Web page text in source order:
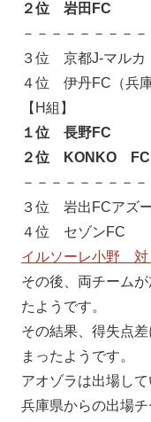
２位 岩田FC
－－－－－－－－－
３位 京都J-マルカ
４位 伊丹FC（兵庫
【H組】
１位 長野FC
２位 KONKO FC
－－－－－－－－－
３位 岩出FCアズ
４位 セゾンFC
イルソーレ小野
その後、両チーム
たようです。
その結果、得失点
まったようです。
アオゾラは出場し
兵庫県からの出場